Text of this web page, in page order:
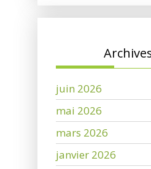
juin 2026
mai 2026
mars 2026
janvier 2026